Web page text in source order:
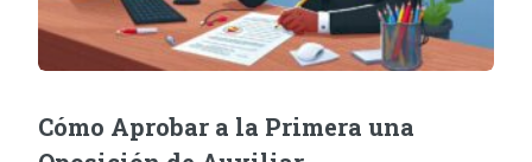
Cómo Aprobar a la Primera una